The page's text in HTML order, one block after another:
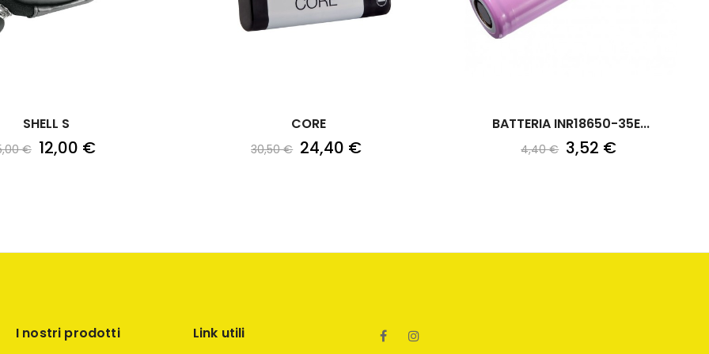
SHELL S
€ 12,00 €
CORE
30,50 € 24,40 €
BATTERIA INR18650-35E...
4,40 € 3,52 €
I nostri prodotti Link utili Facebook